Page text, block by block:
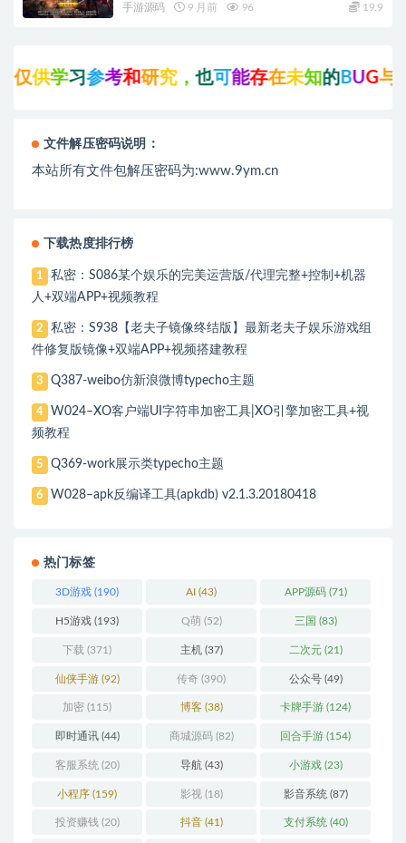
手游源码 9 月前 96 19.9
参考和研究，也可能存 在未 知的BUG与 瑕 疵，可
文件解压密码说明：
本站所有文件包解压密码为:www.9ym.cn
下载热度排行榜
1
私密：S086某个娱乐的完美运营版/代理完整+控制+机器
人+双端APP+视频教程
2
私密：S938【老夫子镜像终结版】最新老夫子娱乐游戏组
件修复版镜像+双端APP+视频搭建教程
3 Q387-weibo仿新浪微博typecho主题
4
W024–XO客户端UI字符串加密工具|XO引擎加密工具+视
频教程
5 Q369-work展示类typecho主题
6 W028–apk反编译工具(apkdb) v2.1.3.20180418
热门标签
3D游戏 (190) AI (43) APP源码(71)
H5游戏 (193) Q萌(52) 三国 (83)
下载 (371) 主机(37) 二次元(21)
仙侠手游(92) 传奇 (390) 公众号(49)
加密 (115) 博客(38) 卡牌手游 (124)
即时通讯(44) 商城源码(82) 回合手游 (154)
客服系统 (20) 导航(43) 小游戏(23)
小程序 (159) 影视(18) 影音系统 (87)
投资赚钱(20) 抖音(41) 支付系统(40)